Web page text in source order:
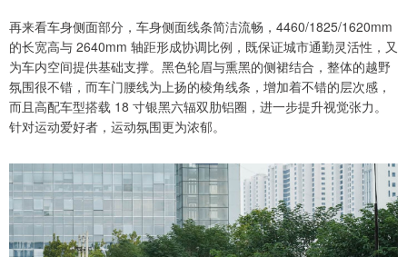
再来看车身侧面部分，车身侧面线条简洁流畅，4460/1825/1620mm
的长宽高与 2640mm 轴距形成协调比例，既保证城市通勤灵活性，又
为车内空间提供基础支撑。黑色轮眉与熏黑的侧裙结合，整体的越野
氛围很不错，而车门腰线为上扬的棱角线条，增加着不错的层次感，
而且高配车型搭载 18 寸银黑六辐双肋铝圈，进一步提升视觉张力。
针对运动爱好者，运动氛围更为浓郁。